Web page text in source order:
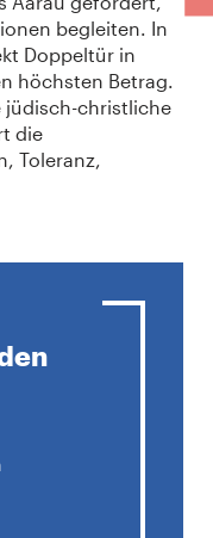
begleiten. In
Doppeltür in
höchsten Betrag.
jüdisch-christliche
die
Toleranz,